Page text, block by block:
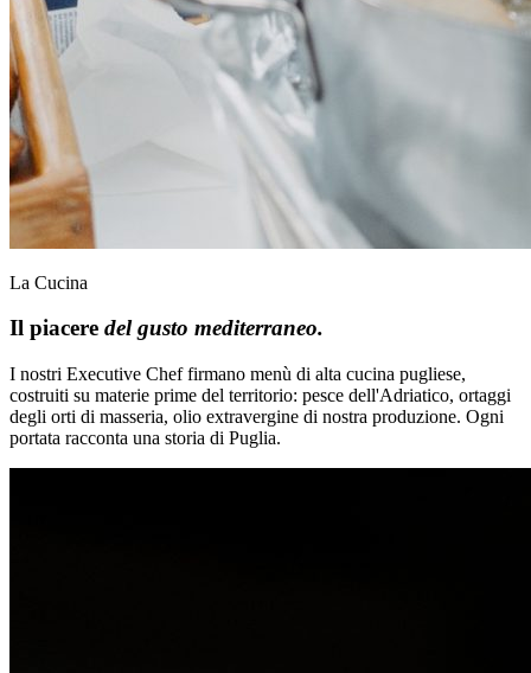
La Cucina
Il piacere del gusto mediterraneo.
I nostri Executive Chef firmano menù di alta cucina pugliese,
costruiti su materie prime del territorio: pesce dell'Adriatico, ortaggi
degli orti di masseria, olio extravergine di nostra produzione. Ogni
portata racconta una storia di Puglia.